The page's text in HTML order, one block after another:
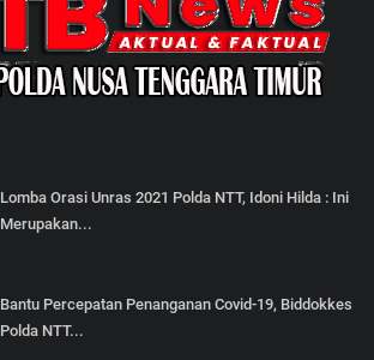
Lomba Orasi Unras 2021 Polda NTT, Idoni Hilda : Ini
Merupakan...
Bantu Percepatan Penanganan Covid-19, Biddokkes
Polda NTT...